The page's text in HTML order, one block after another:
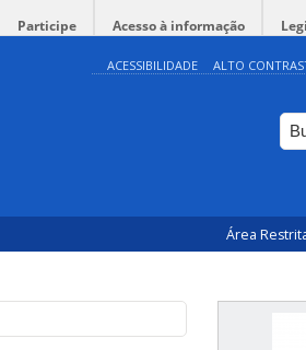
Participe Acesso à informação
ACESSIBILIDADE ALTO
Área